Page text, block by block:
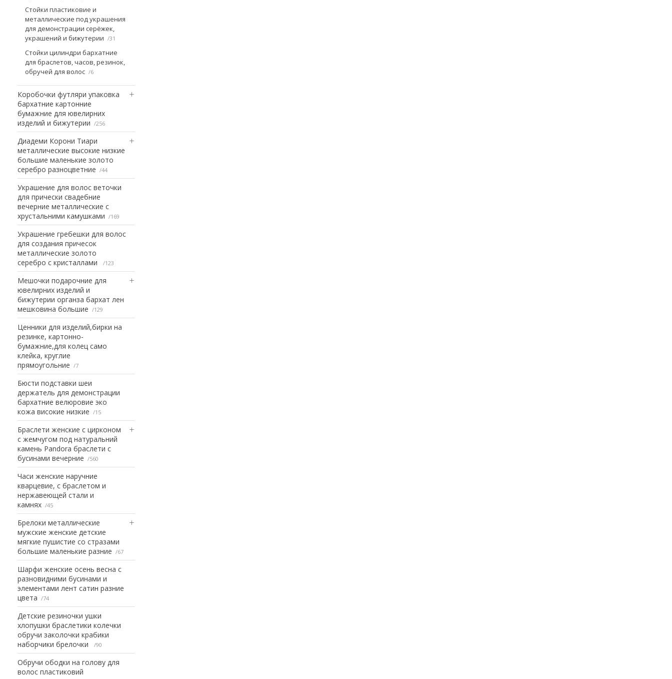
Стойки пластиковие и
металлические под украшения
для демонстрации серёжек,
украшений и бижутерии
31
Стойки цилиндри бархатние
для браслетов, часов, резинок,
обручей для волос
6
Коробочки футляри упаковка
бархатние картонние
бумажние для ювелирних
изделий и бижутерии
256
Диадеми Корони Тиари
металлические высокие низкие
большие маленькие золото
серебро разноцветние
44
Украшение для волос веточки
для прически свадебние
вечерние металлические с
хрустальними камушками
169
Украшение гребешки для волос
для создания причесок
металлические золото
серебро с кристаллами
123
Мешочки подарочние для
ювелирних изделий и
бижутерии органза бархат лен
мешковина большие
129
Ценники для изделий,бирки на
резинке, картонно-
бумажние,для колец само
клейка, круглие
прямоугольние
7
Бюсти подставки шеи
держатель для демонстрации
бархатние велюровие эко
кожа високие низкие
15
Браслети женские с цирконом
с жемчугом под натуральний
камень Pandora браслети с
бусинами вечерние
560
Часи женские наручние
кварцевие, с браслетом и
нержавеющей стали и
камнях
45
Брелоки металлические
мужские женские детские
мягкие пушистие со стразами
большие маленькие разние
67
Шарфи женские осень весна с
разновидними бусинами и
элементами лент сатин разние
цвета
74
Детские резиночки ушки
хлопушки браслетики колечки
обручи заколочки крабики
наборчики брелочки
90
Обручи ободки на голову для
волос пластиковий